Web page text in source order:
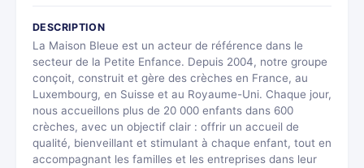
DESCRIPTION
La Maison Bleue est un acteur de référence dans le
secteur de la Petite Enfance. Depuis 2004, notre groupe
conçoit, construit et gère des crèches en France, au
Luxembourg, en Suisse et au Royaume-Uni. Chaque jour,
nous accueillons plus de 20 000 enfants dans 600
crèches, avec un objectif clair : offrir un accueil de
qualité, bienveillant et stimulant à chaque enfant, tout en
accompagnant les familles et les entreprises dans leur